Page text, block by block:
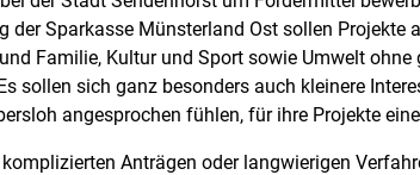
der Sparkasse Münsterland Ost sollen Projekte
Familie, Kultur und Sport sowie Umwelt
sollen sich ganz besonders auch kleinere
angesprochen fühlen, für ihre Projekte
Anträgen oder langwierigen